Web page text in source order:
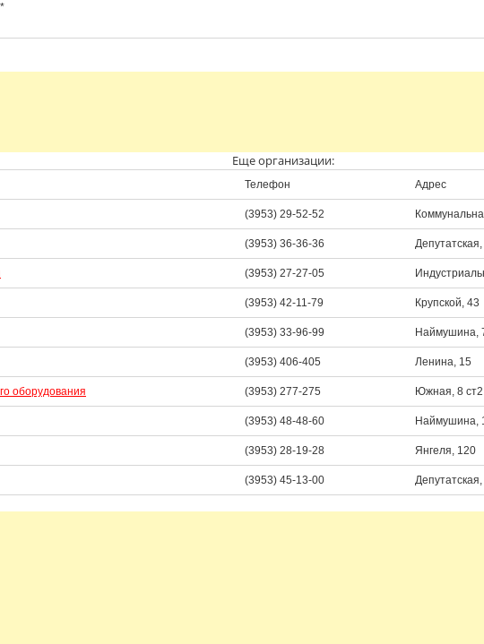
*
Еще организации:
Телефон Адрес
(3953) 29-52-52
(3953) 36-36-36
(3953) 27-27-05
(3953) 42-11-79 Крупской, 43
(3953) 33-96-99 Наймушина,
(3953) 406-405 Ленина, 15
оборудования (3953) 277-275 Южная, 8 ст2
(3953) 48-48-60 Наймушина,
(3953) 28-19-28 Янгеля, 120
(3953) 45-13-00